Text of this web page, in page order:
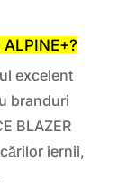
excelent
branduri
BLAZER
iernii,